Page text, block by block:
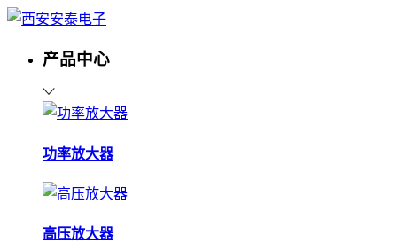
产品中心
功率放大器
高压放大器